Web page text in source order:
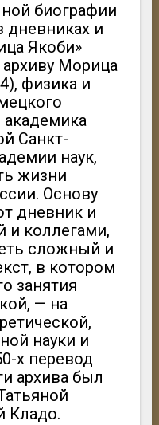
биографии
дневниках и
Якоби»
Морица
физика и
Санкт-
наук,
жизни
Основу
дневник и
и коллегами,
сложный и
в котором
занятия
— на
науки и
х перевод
архива был
Кладо.